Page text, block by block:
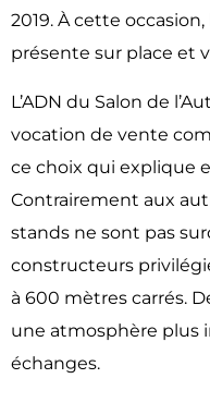
2019. À cette
présente sur place et
L’ADN du Salon de
vocation de vente
ce choix qui explique
Contrairement aux
stands ne sont pas
constructeurs
à 600 mètres carrés.
une atmosphère plus
échanges.